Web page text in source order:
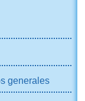
generales